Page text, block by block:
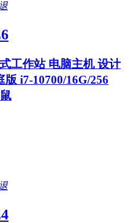
工作站 电脑主机 设计
i7-10700/16G/256